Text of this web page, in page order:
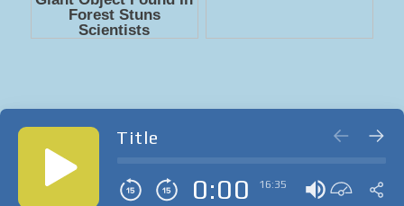
Title
0:00 16:35